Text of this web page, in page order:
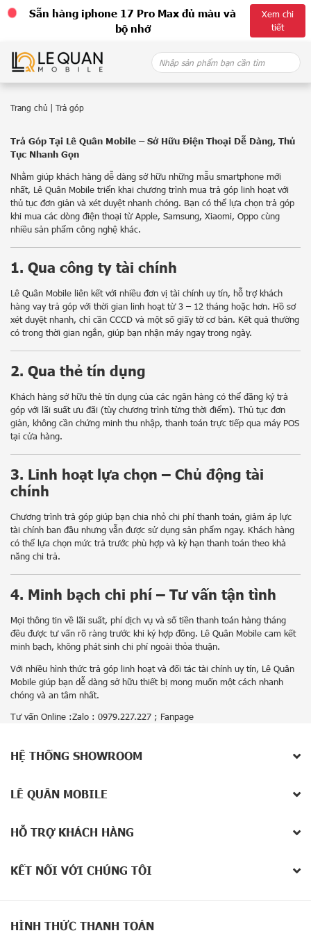
Sẵn hàng iphone 17 Pro Max đủ màu và
bộ nhớ
Xem chi
tiết
content
Search
for:
Trang chủ Trả góp
Trả Góp Tại Lê Quân Mobile – Sở Hữu Điện Thoại Dễ Dàng, Thủ
Tục Nhanh Gọn
Nhằm giúp khách hàng dễ dàng sở hữu những mẫu smartphone mới
nhất, Lê Quân Mobile triển khai chương trình mua trả góp linh hoạt với
thủ tục đơn giản và xét duyệt nhanh chóng. Bạn có thể lựa chọn trả góp
khi mua các dòng điện thoại từ Apple, Samsung, Xiaomi, Oppo cùng
nhiều sản phẩm công nghệ khác.
1. Qua công ty tài chính
Lê Quân Mobile liên kết với nhiều đơn vị tài chính uy tín, hỗ trợ khách
hàng vay trả góp với thời gian linh hoạt từ 3 – 12 tháng hoặc hơn. Hồ sơ
xét duyệt nhanh, chỉ cần CCCD và một số giấy tờ cơ bản. Kết quả thường
có trong thời gian ngắn, giúp bạn nhận máy ngay trong ngày.
2. Qua thẻ tín dụng
Khách hàng sở hữu thẻ tín dụng của các ngân hàng có thể đăng ký trả
góp với lãi suất ưu đãi (tùy chương trình từng thời điểm). Thủ tục đơn
giản, không cần chứng minh thu nhập, thanh toán trực tiếp qua máy POS
tại cửa hàng.
3. Linh hoạt lựa chọn – Chủ động tài
chính
Chương trình trả góp giúp bạn chia nhỏ chi phí thanh toán, giảm áp lực
tài chính ban đầu nhưng vẫn được sử dụng sản phẩm ngay. Khách hàng
có thể lựa chọn mức trả trước phù hợp và kỳ hạn thanh toán theo khả
năng chi trả.
4. Minh bạch chi phí – Tư vấn tận tình
Mọi thông tin về lãi suất, phí dịch vụ và số tiền thanh toán hàng tháng
đều được tư vấn rõ ràng trước khi ký hợp đồng. Lê Quân Mobile cam kết
minh bạch, không phát sinh chi phí ngoài thỏa thuận.
Với nhiều hình thức trả góp linh hoạt và đối tác tài chính uy tín, Lê Quân
Mobile giúp bạn dễ dàng sở hữu thiết bị mong muốn một cách nhanh
chóng và an tâm nhất.
Tư vấn Online :Zalo : 0979.227.227 ; Fanpage
HỆ THỐNG SHOWROOM
LÊ QUÂN MOBILE
HỖ TRỢ KHÁCH HÀNG
KẾT NỐI VỚI CHÚNG TÔI
HÌNH THỨC THANH TOÁN
Hoặc nhập tên để tìm kiếm